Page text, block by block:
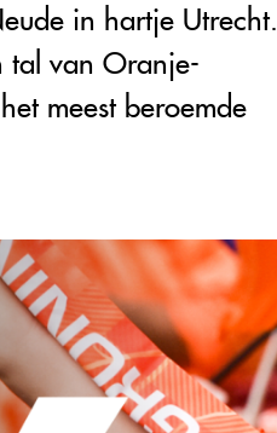
in hartje Utrecht.
tal van Oranje-
meest beroemde